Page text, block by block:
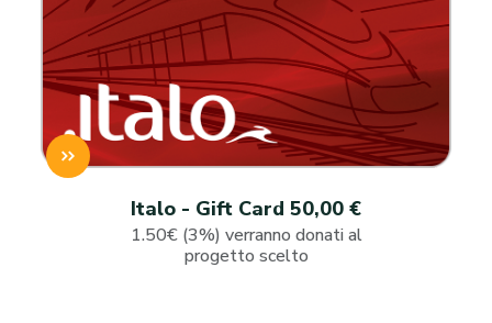
Italo - Gift Card 50,00 €
1.50€ (3%) verranno donati al
progetto scelto